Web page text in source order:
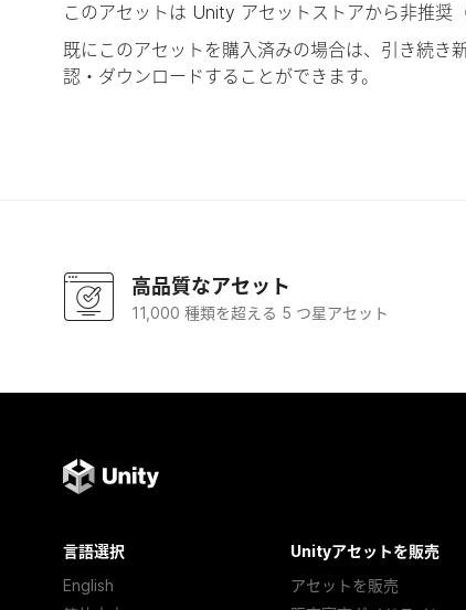
このアセットは Unity アセットストアから非推奨
既にこのアセットを購入済みの場合は、引き続き
認・ダウンロードすることができます。
高品質なアセット
11,000 種類を超える 5 つ星アセット
言語選択
English
Unityアセットを販売
アセットを販売